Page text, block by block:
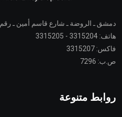
دمشق ـ الروضة ـ شارع قاسم أمين ـ رقم 39
هاتف: 3315204 - 3315205
فاكس: 3315207
ص.ب: 7296
روابط متنوعة